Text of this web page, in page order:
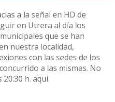
a la señal en HD de
en Utrera al día los
que se han
nuestra localidad,
con las sedes de los
a las mismas. No
h. aquí.